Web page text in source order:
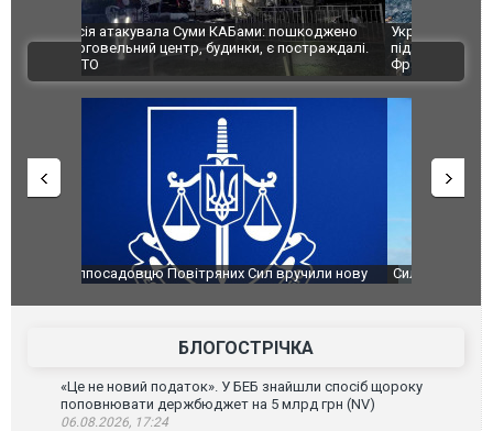
Українські надзвичайники врятували козуленя
під час ліквідації масштабної лісової пожежі у
Франції
СБУ за
Болгарії
ВІДЕО
Сили оборони уразили Ярославський НПЗ:
атаку. ВІДЕО
Неймар
БЛОГОСТРІЧКА
«Це не новий податок». У БЕБ знайшли спосіб щороку
поповнювати держбюджет на 5 млрд грн (NV)
06.08.2026, 17:24